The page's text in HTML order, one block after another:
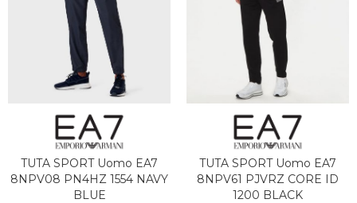
TUTA SPORT Uomo EA7
8NPV08 PN4HZ 1554 NAVY
BLUE
TUTA SPORT Uomo EA7
8NPV61 PJVRZ CORE ID
1200 BLACK